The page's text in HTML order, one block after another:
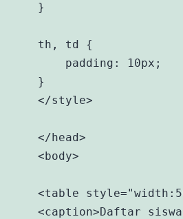
    }
    th, td {
        padding: 10px;
    }
    </style>
    </head>
    <body>
<table
<caption>Daftar